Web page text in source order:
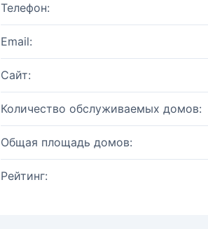
Телефон:
Email:
Сайт:
Количество обслуживаемых домов:
Общая площадь домов:
Рейтинг: